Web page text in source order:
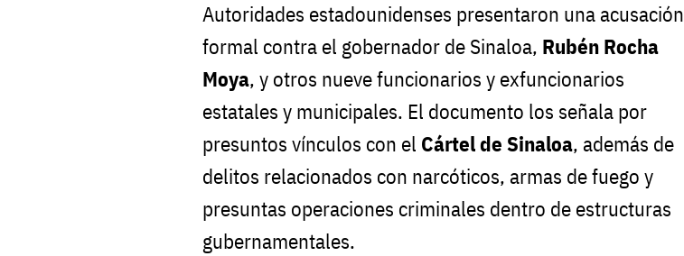
Autoridades estadounidenses presentaron una acusación
formal contra el gobernador de Sinaloa, Rubén Rocha
Moya, y otros nueve funcionarios y exfuncionarios
estatales y municipales. El documento los señala por
presuntos vínculos con el Cártel de Sinaloa, además de
delitos relacionados con narcóticos, armas de fuego y
presuntas operaciones criminales dentro de estructuras
gubernamentales.